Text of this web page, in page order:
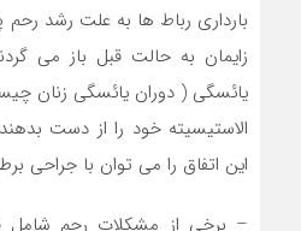
بارداری رباط ها به علت رشد رحم
زایمان به حالت قبل باز می
یائسگی ( دوران یائسگی زنان
الاستیسیته خود را از دست
این اتفاق را می توان با جراحی
– برخی از مشکلات رحم شامل